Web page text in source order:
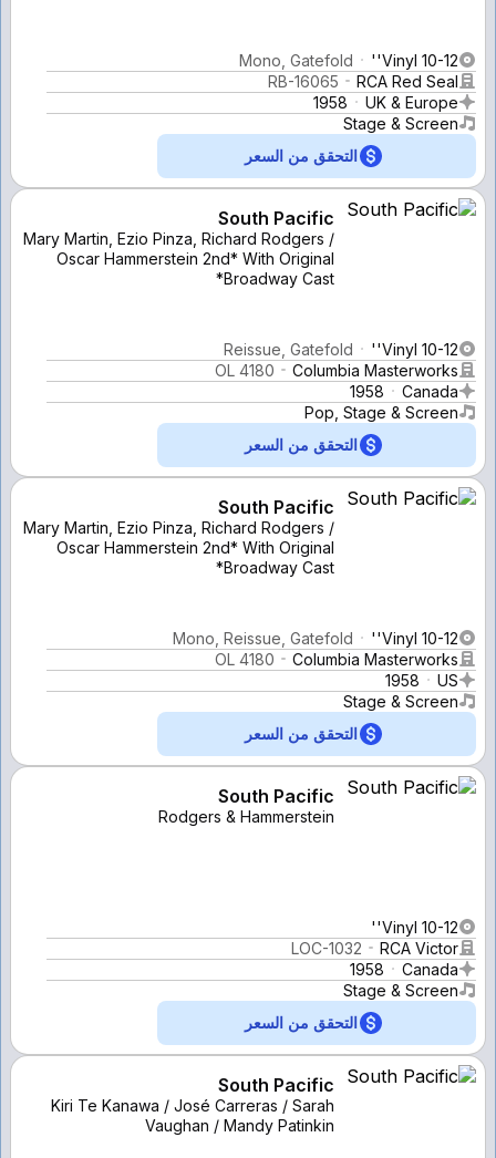
Vinyl 10-12''
Mono, Gatefold
RCA Red Seal
RB-16065
UK & Europe
1958
Stage & Screen
التحقق من السعر
South Pacific
Mary Martin, Ezio Pinza, Richard Rodgers /
Oscar Hammerstein 2nd* With Original
Broadway Cast*
Vinyl 10-12''
Reissue, Gatefold
Columbia Masterworks
OL 4180
Canada
1958
Pop, Stage & Screen
التحقق من السعر
South Pacific
Mary Martin, Ezio Pinza, Richard Rodgers /
Oscar Hammerstein 2nd* With Original
Broadway Cast*
Vinyl 10-12''
Mono, Reissue, Gatefold
Columbia Masterworks
OL 4180
US
1958
Stage & Screen
التحقق من السعر
South Pacific
Rodgers & Hammerstein
Vinyl 10-12''
RCA Victor
LOC-1032
Canada
1958
Stage & Screen
التحقق من السعر
South Pacific
Kiri Te Kanawa / José Carreras / Sarah
Vaughan / Mandy Patinkin